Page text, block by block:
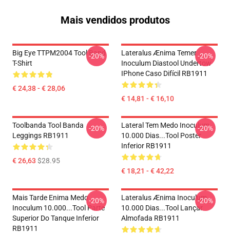
Mais vendidos produtos
Big Eye TTPM2004 Tool Band
T-Shirt
€ 24,38 - € 28,06
-20%
Lateralus Ænima Temer
Inoculum Diastool Undertow
IPhone Caso Difícil RB1911
€ 14,81 - € 16,10
-20%
Toolbanda Tool Banda
Leggings RB1911
€ 26,63 $28.95
-20%
Lateral Tem Medo Inoculum
10.000 Dias...tool Poster
Inferior RB1911
€ 18,21 - € 42,22
-20%
Mais Tarde Enima Medo
Inoculum 10.000...tool Parte
Superior Do Tanque Inferior
RB1911
-20%
Lateralus Ænima Inoculum
10.000 Dias...tool Lançar
Almofada RB1911
-20%